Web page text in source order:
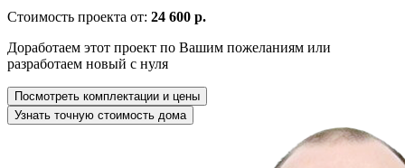
Стоимость проекта от: 24 600 р.
Доработаем этот проект по Вашим пожеланиям или
разработаем новый с нуля
Посмотреть комплектации и цены
Узнать точную стоимость дома